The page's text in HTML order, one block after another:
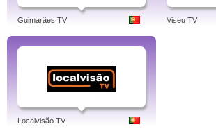
Guimarães TV Viseu TV
Localvisão TV